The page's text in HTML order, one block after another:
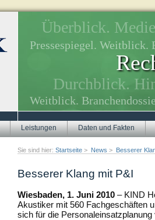
Leistungen Daten und Fakten
Sie sind hier: Startseite > News > Besserer
Besserer Klang mit P&I
Wiesbaden, 1. Juni 2010 – KIND
Akustiker mit 560 Fachgeschäften
sich für die
Überblick.
Pressespiegel. Weitblick.
Durchblick.
Weitblick.